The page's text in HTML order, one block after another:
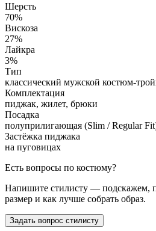
Шерсть
70%
Вискоза
27%
Лайкра
3%
Тип
классический мужской костюм-
Комплектация
пиджак, жилет, брюки
Посадка
полуприлигающая (Slim / Regular
Застёжка пиджака
на пуговицах
Есть вопросы по костюму?
Напишите стилисту — подскажем,
размер и как лучше собрать образ.
Задать вопрос стилисту